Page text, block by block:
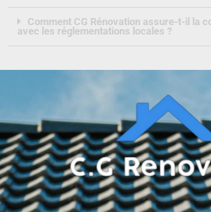
Comment CG Rénovation assure-t-il la
avec les réglementations locales ?